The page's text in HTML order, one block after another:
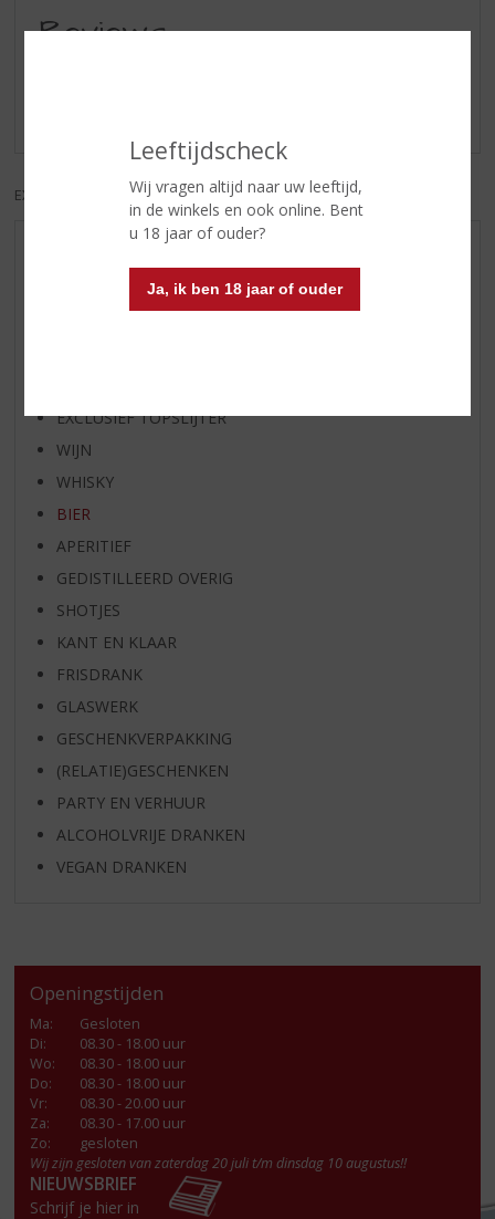
Leeftijdscheck
Wij vragen altijd naar uw leeftijd,
in de winkels en ook online. Bent
u 18 jaar of ouder?
Ja, ik ben 18 jaar of ouder
Reviews
EXCL. BTW INCL. BTW
WHISKY VAN DE MAAND
EXCLUSIEF TOPSLIJTER
WIJN
WHISKY
BIER
APERITIEF
GEDISTILLEERD OVERIG
SHOTJES
KANT EN KLAAR
FRISDRANK
GLASWERK
GESCHENKVERPAKKING
(RELATIE)GESCHENKEN
PARTY EN VERHUUR
ALCOHOLVRIJE DRANKEN
VEGAN DRANKEN
Openingstijden
Ma:
Gesloten
Di:
08.30 - 18.00 uur
Wo:
08.30 - 18.00 uur
Do:
08.30 - 18.00 uur
Vr:
08.30 - 20.00 uur
Za:
08.30 - 17.00 uur
Zo:
gesloten
Wij zijn gesloten van zaterdag 20 juli t/m dinsdag 10 augustus!!
NIEUWSBRIEF
Schrijf je hier in